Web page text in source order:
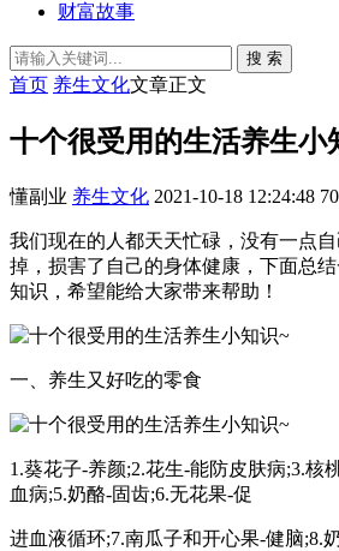
财富故事
搜 索
首页 养生文化文章正文
十个很受用的生活养生小
懂副业 养生文化 2021-10-18 12:24:48 70
我们现在的人都天天忙碌，没有一点
掉，损害了自己的身体健康，下面总
知识，希望能给大家带来帮助！
一、养生又好吃的零食
1.葵花子-养颜;2.花生-能防皮肤病;3.核
血病;5.奶酪-固齿;6.无花果-促
进血液循环;7.南瓜子和开心果-健脑;8.